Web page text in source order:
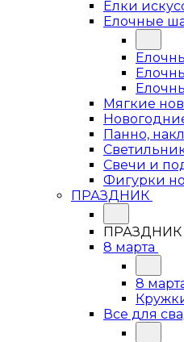
Елки
Елочные
Мягкие
Панно,
Свечи и
Фигурки
ПРАЗДНИК
ПРАЗДНИК
8 марта
8
Все для